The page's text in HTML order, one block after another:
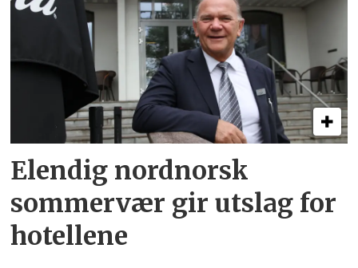
Elendig nordnorsk
sommervær gir utslag for
hotellene